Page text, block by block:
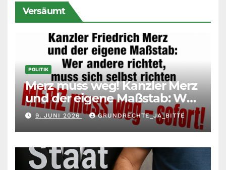
Versäumt
POLITIK
Merz muss weg! Kanzler Merz
und der eigene Maßstab: Wer
andere richtet, muss sich
selbst richten
9. JUNI 2026 GRUNDRECHTE_JA_BITTE